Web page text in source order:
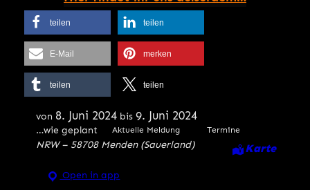
teilen teilen
E-Mail merken
teilen teilen
von 8. Juni 2024 bis 9. Juni 2024
…wie geplant Aktuelle Meldung Termine
NRW – 58708 Menden (Sauerland) Karte
Open in app